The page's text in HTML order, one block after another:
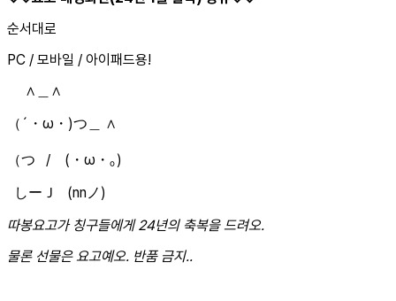
순서대로
PC / 모바일 / 아이패드용!
∧＿∧
（´・ω・)つ＿ ∧
（つ / (・ω・｡)
しーＪ (nnノ)
따봉요고가 칭구들에게 24년의 축복을 드려오.
물론 선물은 요고예오. 반품 금지..